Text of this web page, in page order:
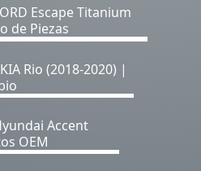
Escape Titanium
de Piezas
Rio (2018-2020) |
Accent
OEM